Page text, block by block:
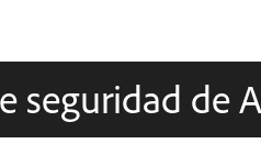
seguridad de